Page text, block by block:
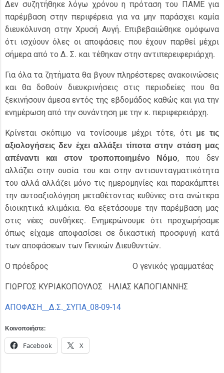
Δεν συζητήθηκε λόγω χρόνου η πρόταση του ΠΑΜΕ για
παρέμβαση στην περιφέρεια για να μην παράσχει καμία
διευκόλυνση στην Χρυσή Αυγή. Επιβεβαιώθηκε ομόφωνα
ότι ισχύουν όλες οι αποφάσεις που έχουν παρθεί μέχρι
σήμερα από το Δ. Σ. και τέθηκαν στην αντιπερειφεριάρχη.
Για όλα τα ζητήματα θα βγουν πληρέστερες ανακοινώσεις
και θα δοθούν διευκρινήσεις στις περιοδείες που θα
ξεκινήσουν άμεσα εντός της εβδομάδος καθώς και για την
ενημέρωση από την συνάντηση με την κ. περιφερειάρχη.
Κρίνεται σκόπιμο να τονίσουμε μέχρι τότε, ότι με τις
αξιολογήσεις δεν έχει αλλάξει τίποτα στην στάση μας
απέναντι και στον τροποποιημένο Νόμο, που δεν
αλλάζει στην ουσία του και στην αντισυνταγματικότητα
του αλλά αλλάζει μόνο τις ημερομηνίες και παρακάμπτει
την αυτοαξιολόγηση μεταθέτοντας ευθύνες στα ανώτερα
διοικητικά κλιμάκια. Θα εξετάσουμε την παρέμβαση μας
στις νέες συνθήκες. Ενημερώνουμε ότι προχωρήσαμε
όπως είχαμε αποφασίσει σε δικαστική προσφυγή κατά
των αποφάσεων των Γενικών Διευθυντών.
Ο πρόεδρος Ο γενικός γραμματέας
ΓΙΩΡΓΟΣ ΚΥΡΙΑΚΟΠΟΥΛΟΣ ΗΛΙΑΣ ΚΑΠΟΓΙΑΝΝΗΣ
ΑΠΟΦΑΣΗ__Δ.Σ._ΣΥΠΑ_08-09-14
Κοινοποιήστε:
Facebook X